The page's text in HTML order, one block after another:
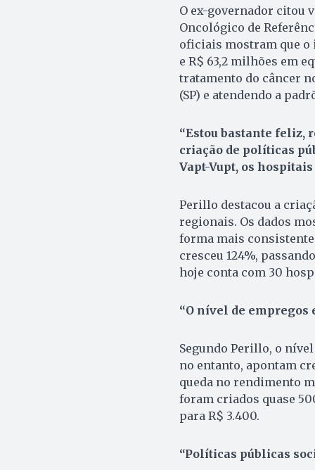
O ex-governador citou
Oncológico de
oficiais mostram que o
e R$ 63,2 milhões em
tratamento do câncer
(SP) e atendendo a
“Estou bastante feliz,
criação de políticas
Vapt-Vupt, os
Perillo destacou a
regionais. Os dados
forma mais consistente
cresceu 124%,
hoje conta com 30
“O nível de empregos
Segundo Perillo, o
no entanto, apontam
queda no rendimento
foram criados quase
para R$ 3.400.
“Políticas públicas